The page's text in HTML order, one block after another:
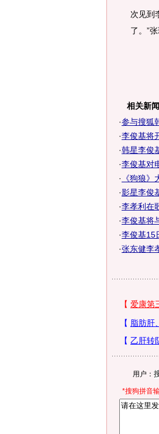
次见到
了。”
相关新闻
·参与搜狐
·李俊基将
·韩星李俊
·李俊基对
·
《狗狼
·影星李俊
·李孝利在
·李俊基将
·李俊基15
·张东健李
用户：
*搜狗拼音